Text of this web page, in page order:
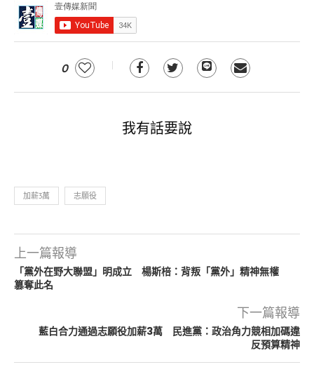
0
我有話要說
加薪3萬 志願役
上一篇報導
「黨外在野大聯盟」明成立 楊斯棓：背叛「黨外」精神無權
篡奪此名
下一篇報導
藍白合力通過志願役加薪3萬 民進黨：政治角力競相加碼違
反預算精神